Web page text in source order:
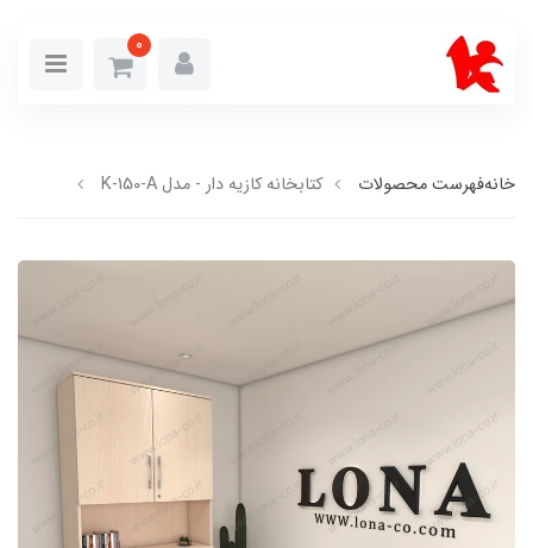
0
خانهفهرست محصولات کتابخانه کازیه دار - مدل K-150-A